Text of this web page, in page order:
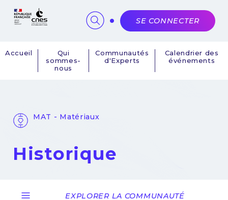
Navigation
Accueil
Qui
sommes-
nous
Communautés
d'Experts
Calendrier des
événements
SE CONNECTER
MAT - Matériaux
Historique
EXPLORER LA COMMUNAUTÉ